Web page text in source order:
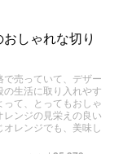
しゃれな切り
売っていて、デザー
の生活に取り入れやす
て、とってもおしゃ
ンジの見栄えの良い
レンジでも、美味し